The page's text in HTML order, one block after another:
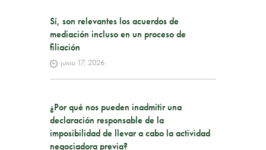
Sí, son relevantes los acuerdos de
mediación incluso en un proceso de
filiación
junio 17, 2026
¿Por qué nos pueden inadmitir una
declaración responsable de la
imposibilidad de llevar a cabo la actividad
negociadora previa?